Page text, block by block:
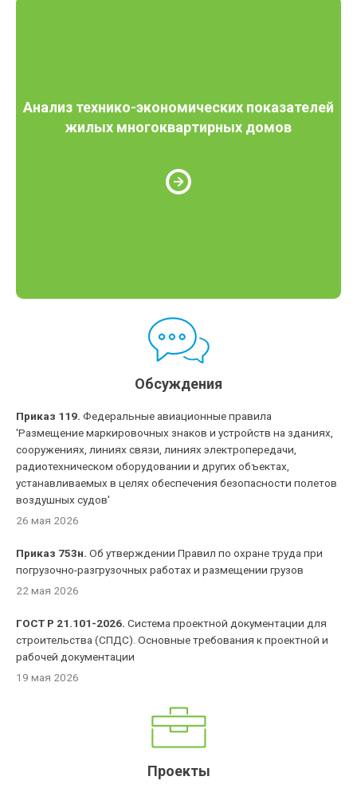
Анализ технико-экономических показателей
жилых многоквартирных домов
Обсуждения
Приказ 119. Федеральные авиационные правила
'Размещение маркировочных знаков и устройств на зданиях,
сооружениях, линиях связи, линиях электропередачи,
радиотехническом оборудовании и других объектах,
устанавливаемых в целях обеспечения безопасности полетов
воздушных судов'
26 мая 2026
Приказ 753н. Об утверждении Правил по охране труда при
погрузочно-разгрузочных работах и размещении грузов
22 мая 2026
ГОСТ Р 21.101-2026. Система проектной документации для
строительства (СПДС). Основные требования к проектной и
рабочей документации
19 мая 2026
Проекты